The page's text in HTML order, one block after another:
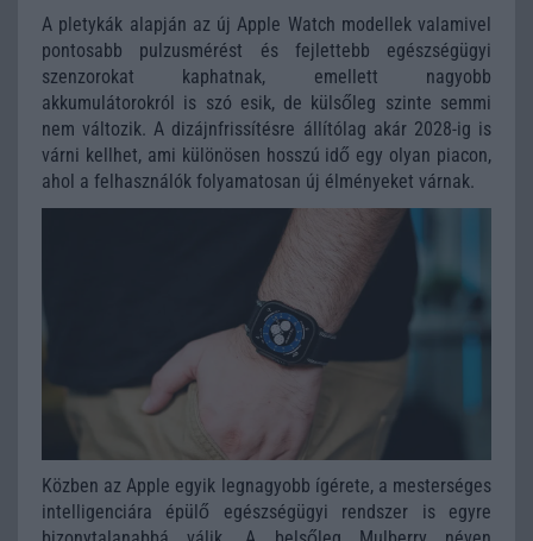
A pletykák alapján az új Apple Watch modellek valamivel
pontosabb pulzusmérést és fejlettebb egészségügyi
szenzorokat kaphatnak, emellett nagyobb
akkumulátorokról is szó esik, de külsőleg szinte semmi
nem változik. A dizájnfrissítésre állítólag akár 2028-ig is
várni kellhet, ami különösen hosszú idő egy olyan piacon,
ahol a felhasználók folyamatosan új élményeket várnak.
Közben az Apple egyik legnagyobb ígérete, a mesterséges
intelligenciára épülő egészségügyi rendszer is egyre